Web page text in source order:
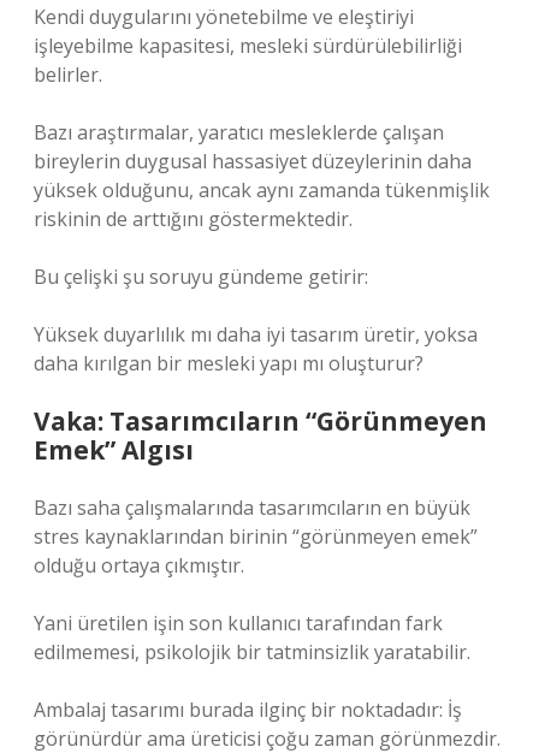
Kendi duygularını yönetebilme ve eleştiriyi
işleyebilme kapasitesi, mesleki sürdürülebilirliği
belirler.
Bazı araştırmalar, yaratıcı mesleklerde çalışan
bireylerin duygusal hassasiyet düzeylerinin daha
yüksek olduğunu, ancak aynı zamanda tükenmişlik
riskinin de arttığını göstermektedir.
Bu çelişki şu soruyu gündeme getirir:
Yüksek duyarlılık mı daha iyi tasarım üretir, yoksa
daha kırılgan bir mesleki yapı mı oluşturur?
Vaka: Tasarımcıların “Görünmeyen
Emek” Algısı
Bazı saha çalışmalarında tasarımcıların en büyük
stres kaynaklarından birinin “görünmeyen emek”
olduğu ortaya çıkmıştır.
Yani üretilen işin son kullanıcı tarafından fark
edilmemesi, psikolojik bir tatminsizlik yaratabilir.
Ambalaj tasarımı burada ilginç bir noktadadır: İş
görünürdür ama üreticisi çoğu zaman görünmezdir.